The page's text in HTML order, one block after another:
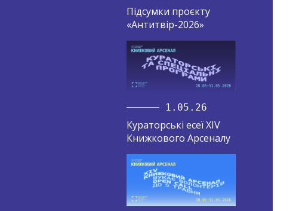
Підсумки проєкту
«Антитвір-2026»
1.05.26
Кураторські есеї XIV
Книжкового Арсеналу